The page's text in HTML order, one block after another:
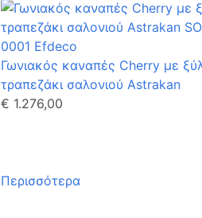
Γωνιακός καναπές Cherry με
τραπεζάκι σαλονιού Astrakan
€ 1.276,00
Περισσότερα